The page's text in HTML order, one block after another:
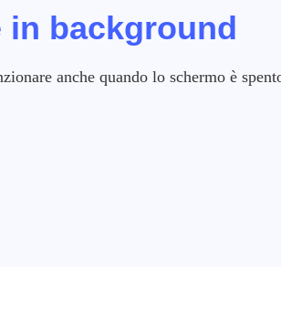
in background
anche quando lo schermo è